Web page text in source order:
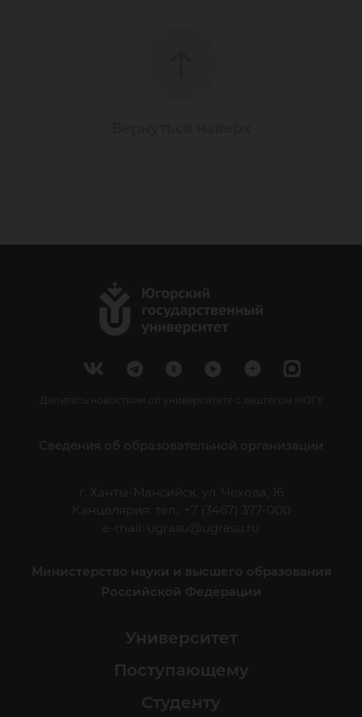
Делитесь новостями об университете с хештегом #ЮГУ
Сведения об образовательной организации
г. Ханты-Мансийск, ул. Чехова, 16
Канцелярия: тел.: +7 (3467) 377-000
e-mail:
ugrasu@ugrasu.ru
Министерство науки и высшего образования
Российской Федерации
Университет
Поступающему
Студенту